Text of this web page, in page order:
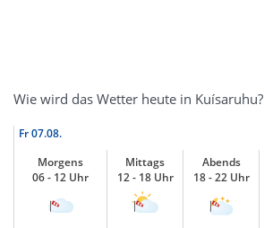
Wie wird das Wetter heute in Kuísaruhu?
Fr07.08.
Morgens
06 - 12 Uhr
Mittags
12 - 18 Uhr
Abends
18 - 22 Uhr